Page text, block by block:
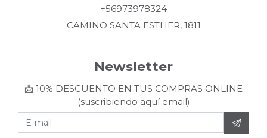
+56973978324
CAMINO SANTA ESTHER, 1811
Newsletter
📩 10% DESCUENTO EN TUS COMPRAS ONLINE
(suscribiendo aquí email)